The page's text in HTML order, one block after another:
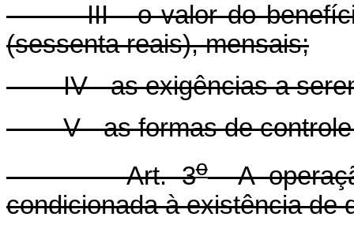
III - o valor do benefício,
(sessenta reais), mensais;
IV - as exigências a serem
V - as formas de controle
Art. 3oA
condicionada à existência de